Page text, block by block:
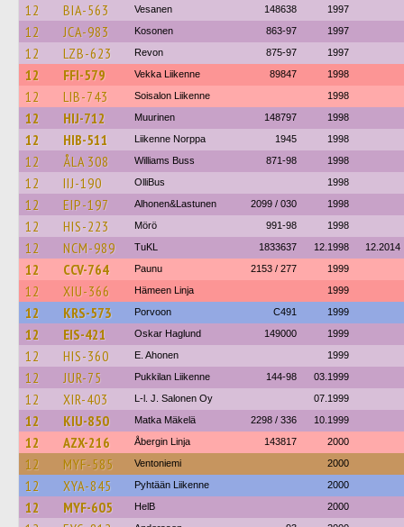
12 BIA-563 Vesanen 148638 1997
12 JCA-983 Kosonen 863-97 1997
12 LZB-623 Revon 875-97 1997
12 FFI-579 Vekka Liikenne 89847 1998
12 LIB-743 Soisalon Liikenne 1998
12 HIJ-712 Muurinen 148797 1998
12 HIB-511 Liikenne Norppa 1945 1998
12 ÅLA 308 Williams Buss 871-98 1998
12 IIJ-190 OlliBus 1998
12 EIP-197 Alhonen&Lastunen 2099 / 030 1998
12 HIS-223 Mörö 991-98 1998
12 NCM-989 TuKL 1833637 12.1998 12.2014
12 CCV-764 Paunu 2153 / 277 1999
12 XIU-366 Hämeen Linja 1999
12 KRS-573 Porvoon C491 1999
12 EIS-421 Oskar Haglund 149000 1999
12 HIS-360 E. Ahonen 1999
12 JUR-75 Pukkilan Liikenne 144-98 03.1999
12 XIR-403 L-l. J. Salonen Oy 07.1999
12 KIU-850 Matka Mäkelä 2298 / 336 10.1999
12 AZX-216 Åbergin Linja 143817 2000
12 MYF-585 Ventoniemi 2000
12 XYA-845 Pyhtään Liikenne 2000
12 MYF-605 HelB 2000